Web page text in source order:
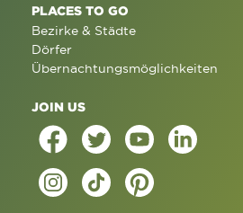
PLACES TO GO
Bezirke & Städte
Dörfer
Übernachtungsmöglichkeiten
JOIN US